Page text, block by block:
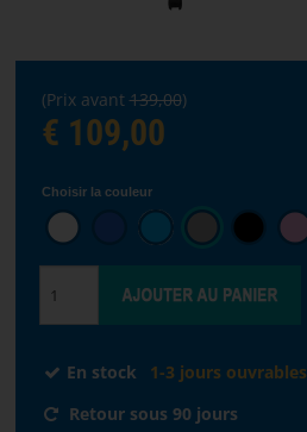
Choisir
ACCUEIL
LOGICIELS
CONDITIONS
(Prix avant139,00)
€ 109,00
Choisir la couleur
En stock
1-3 jours ouvrables
Retour sous 90 jours